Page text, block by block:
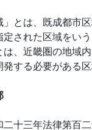
とは、既成都市
された区域をいう
、近畿圏の地域
する必要がある
十三年法律第百